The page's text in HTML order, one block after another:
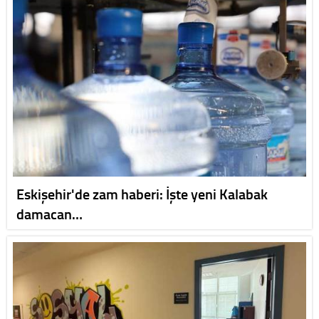
Eskişehir'de zam haberi: İşte yeni Kalabak
damacan…